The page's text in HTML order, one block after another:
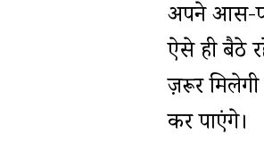
अपने आस-
ऐसे ही बैठे
ज़रूर
कर पाएंगे।